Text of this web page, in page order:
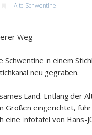
Alte Schwentine
Weg
in einem
neu gegraben.
Land. Entlang der
Großen eingerichtet,
eine Infotafel von Hans-